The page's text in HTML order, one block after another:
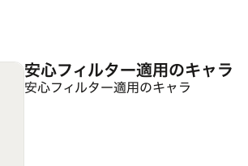
安心フィルター適用のキャラ
安心フィルター適用のキャラ